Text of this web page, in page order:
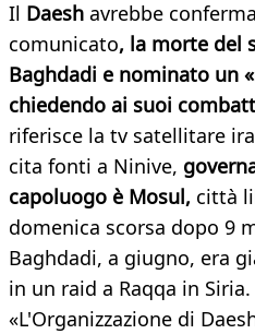
Il Daesh avrebbe
comunicato, la morte del
Baghdadi e nominato un
chiedendo ai suoi
riferisce la tv satellitare
cita fonti a Ninive,
capoluogo è Mosul, città
domenica scorsa dopo 9
Baghdadi, a giugno, era
in un raid a Raqqa in Siria.
«L'Organizzazione di